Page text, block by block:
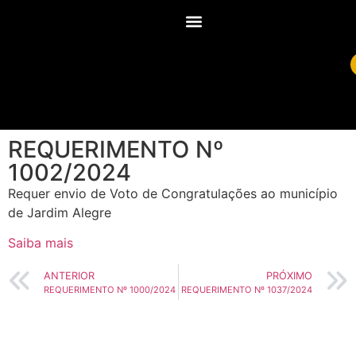
REQUERIMENTO Nº
1002/2024
Requer envio de Voto de Congratulações ao município
de Jardim Alegre
Saiba mais
ANTERIOR
REQUERIMENTO Nº 1000/2024
PRÓXIMO
REQUERIMENTO Nº 1037/2024